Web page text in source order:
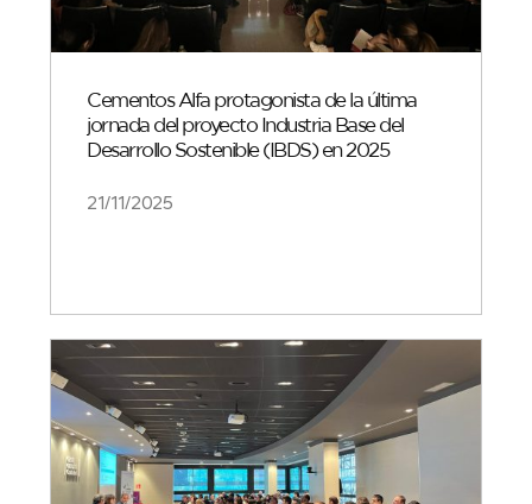
Cementos Alfa protagonista de la última
jornada del proyecto Industria Base del
Desarrollo Sostenible (IBDS) en 2025
21/11/2025